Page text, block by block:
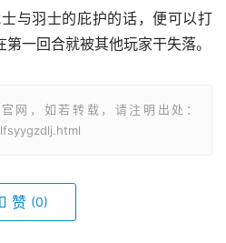
与羽士的庇护的话，便可以打
一回合就被其他玩家干失落。
网，如若转载，请注明出处：
赞 (0)